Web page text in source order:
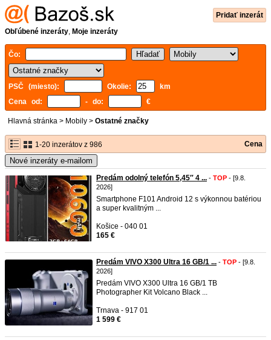
Pridať inzerát
Obľúbené inzeráty, Moje inzeráty
Čo:
PSČ (miesto): Okolie:
km
Cena od:
- do: €
Hlavná stránka > Mobily > Ostatné značky
1-20 inzerátov z 986 Cena
Nové inzeráty e-mailom
Predám odolný telefón 5,45″ 4 ... - TOP - [9.8.
2026]
Smartphone F101 Android 12 s výkonnou batériou
a super kvalitným ...
Košice - 040 01
165 €
Predám VIVO X300 Ultra 16 GB/1 ... - TOP - [9.8.
2026]
Predám VIVO X300 Ultra 16 GB/1 TB
Photographer Kit Volcano Black ...
Trnava - 917 01
1 599 €